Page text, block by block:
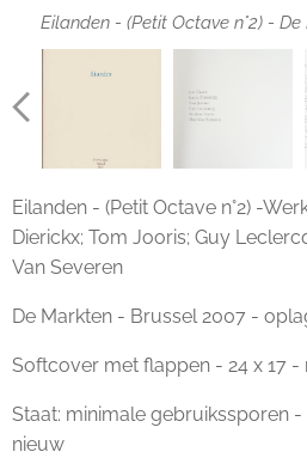
Eilanden - (Petit Octave n°2) -
Eilanden - (Petit Octave n°2) -
Dierickx; Tom Jooris; Guy
Van Severen
De Markten - Brussel 2007 -
Softcover met flappen - 24 x 17
Staat: minimale gebruikssporen
nieuw